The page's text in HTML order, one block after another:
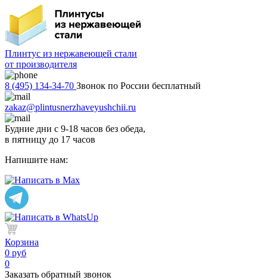
Плинтус из нержавеющей стали
от производителя
8 (495) 134-34-70 Звонок по России бесплатный
zakaz@plintusnerzhaveyushchii.ru
Будние дни с 9-18 часов без обеда,
в пятницу до 17 часов
Напишите нам:
Корзина
0 руб
0
Заказать обратный звонок